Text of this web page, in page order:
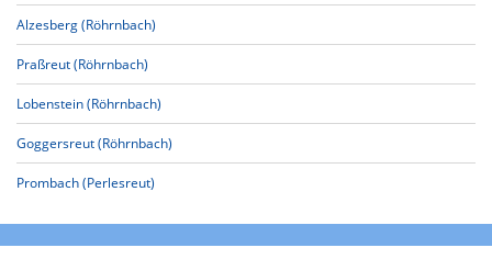
Alzesberg (Röhrnbach)
Praßreut (Röhrnbach)
Lobenstein (Röhrnbach)
Goggersreut (Röhrnbach)
Prombach (Perlesreut)